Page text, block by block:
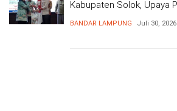
Kabupaten Solok, Upaya
BANDAR LAMPUNG Juli 30, 2026